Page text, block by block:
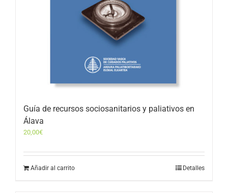
Guía de recursos sociosanitarios y paliativos en
Álava
20,00€
Añadir al carrito Detalles